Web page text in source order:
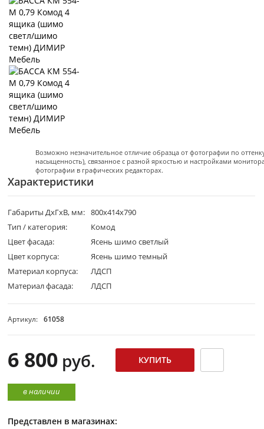
Возможно незначительное отличие образца от фотографии по
насыщенность), связанное с разной яркостью и настройками
фотографии в графических редакторах.
Характеристики
Габариты ДхГхВ, мм: 800х414х790
Тип / категория:
Комод
Цвет фасада:
Ясень шимо светлый
Цвет корпуса:
Ясень шимо темный
Материал корпуса:
ЛДСП
Материал фасада:
ЛДСП
Артикул: 61058
6 800 руб.
в наличии
Представлен в магазинах: